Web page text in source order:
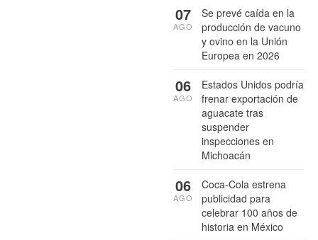
Se prevé caída en la
producción de vacuno
y ovino en la Unión
Europea en 2026
07
AGO
Estados Unidos podría
frenar exportación de
aguacate tras
suspender
inspecciones en
Michoacán
06
AGO
Coca-Cola estrena
publicidad para
celebrar 100 años de
historia en México
06
AGO